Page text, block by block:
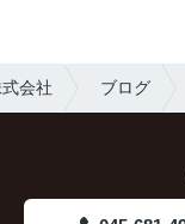
会社 ブログ